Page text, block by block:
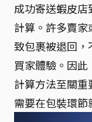
成功寄送蝦皮
計算。許多賣
致包裹被退回
買家體驗。因
計算方法至關
需要在包裝環節